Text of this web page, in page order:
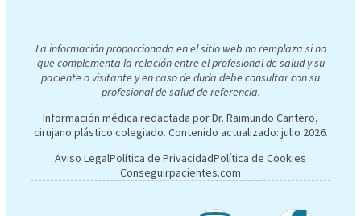
La información proporcionada en el sitio web no remplaza si no
que complementa la relación entre el profesional de salud y su
paciente o visitante y en caso de duda debe consultar con su
profesional de salud de referencia.
Información médica redactada por Dr. Raimundo Cantero,
cirujano plástico colegiado. Contenido actualizado: julio 2026.
Aviso LegalPolítica de PrivacidadPolítica de Cookies
Conseguirpacientes.com